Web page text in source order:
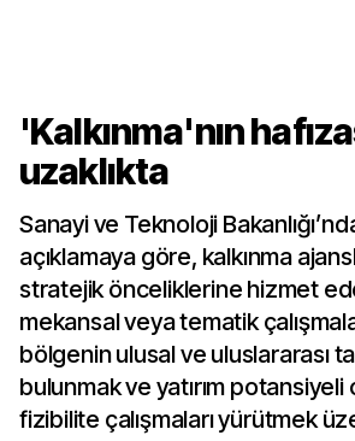
'Kalkınma'nın
uzaklıkta
Sanayi ve Teknoloji
açıklamaya göre, kalkınma
stratejik önceliklerine hizmet
mekansal veya tematik
bölgenin ulusal ve uluslararası
bulunmak ve yatırım
fizibilite çalışmaları yürütmek